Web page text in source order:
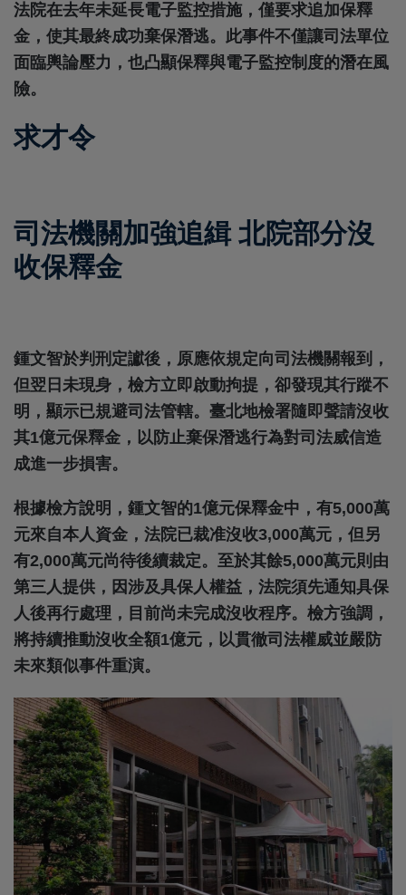
法院在去年未延長電子監控措施，僅要求追加保釋
金，使其最終成功棄保潛逃。此事件不僅讓司法單位
面臨輿論壓力，也凸顯保釋與電子監控制度的潛在風
險。
求才令
司法機關加強追緝 北院部分沒
收保釋金
鍾文智於判刑定讞後，原應依規定向司法機關報到，
但翌日未現身，檢方立即啟動拘提，卻發現其行蹤不
明，顯示已規避司法管轄。臺北地檢署隨即聲請沒收
其1億元保釋金，以防止棄保潛逃行為對司法威信造
成進一步損害。
根據檢方說明，鍾文智的1億元保釋金中，有5,000萬
元來自本人資金，法院已裁准沒收3,000萬元，但另
有2,000萬元尚待後續裁定。至於其餘5,000萬元則由
第三人提供，因涉及具保人權益，法院須先通知具保
人後再行處理，目前尚未完成沒收程序。檢方強調，
將持續推動沒收全額1億元，以貫徹司法權威並嚴防
未來類似事件重演。